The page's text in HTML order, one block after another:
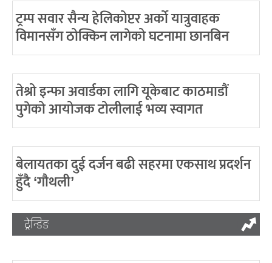
ट्रम्प सवार सैन्य हेलिकोप्टर अर्को यात्रुवाहक
विमानसँग ठोक्किन लागेको घटनामा छानबिन
तेश्रो इन्फा अवार्डका लागि यूकेबाट काठमाडौं
पुगेको आयोजक टोलीलाई भव्य स्वागत
बेलायतका दुई दर्जन बढी सहरमा एकसाथ प्रदर्शन
हुँदै ‘गौथली’
ट्रेन्डिङ